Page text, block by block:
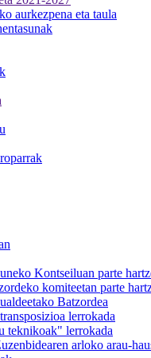
aurkezpena eta taula
Kontseiluan parte
komiteetan parte
Batzordea
lerrokada
teknikoak" lerrokada
arloko arau-